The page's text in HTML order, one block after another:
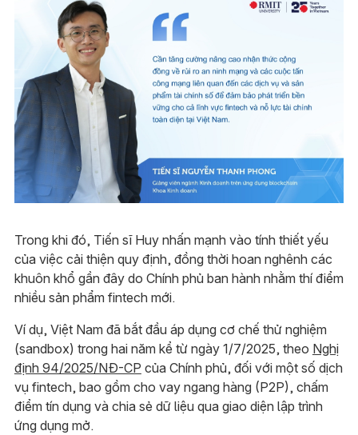
Trong khi đó, Tiến sĩ Huy nhấn mạnh vào tính thiết yếu
của việc cải thiện quy định, đồng thời hoan nghênh các
khuôn khổ gần đây do Chính phủ ban hành nhằm thí điểm
nhiều sản phẩm fintech mới.
Ví dụ, Việt Nam đã bắt đầu áp dụng cơ chế thử nghiệm
(sandbox) trong hai năm kể từ ngày 1/7/2025, theo Nghị
định 94/2025/NĐ-CP của Chính phủ, đối với một số dịch
vụ fintech, bao gồm cho vay ngang hàng (P2P), chấm
điểm tín dụng và chia sẻ dữ liệu qua giao diện lập trình
ứng dụng mở.